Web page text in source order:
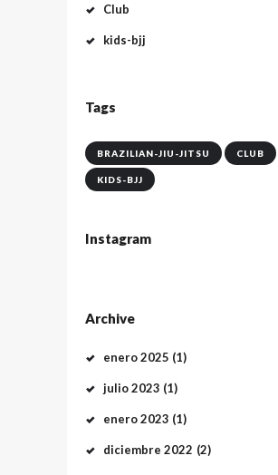
Club
kids-bjj
Tags
BRAZILIAN-JIU-JITSU CLUB
KIDS-BJJ
Instagram
Archive
enero2025 (1)
julio2023 (1)
enero2023 (1)
diciembre2022 (2)